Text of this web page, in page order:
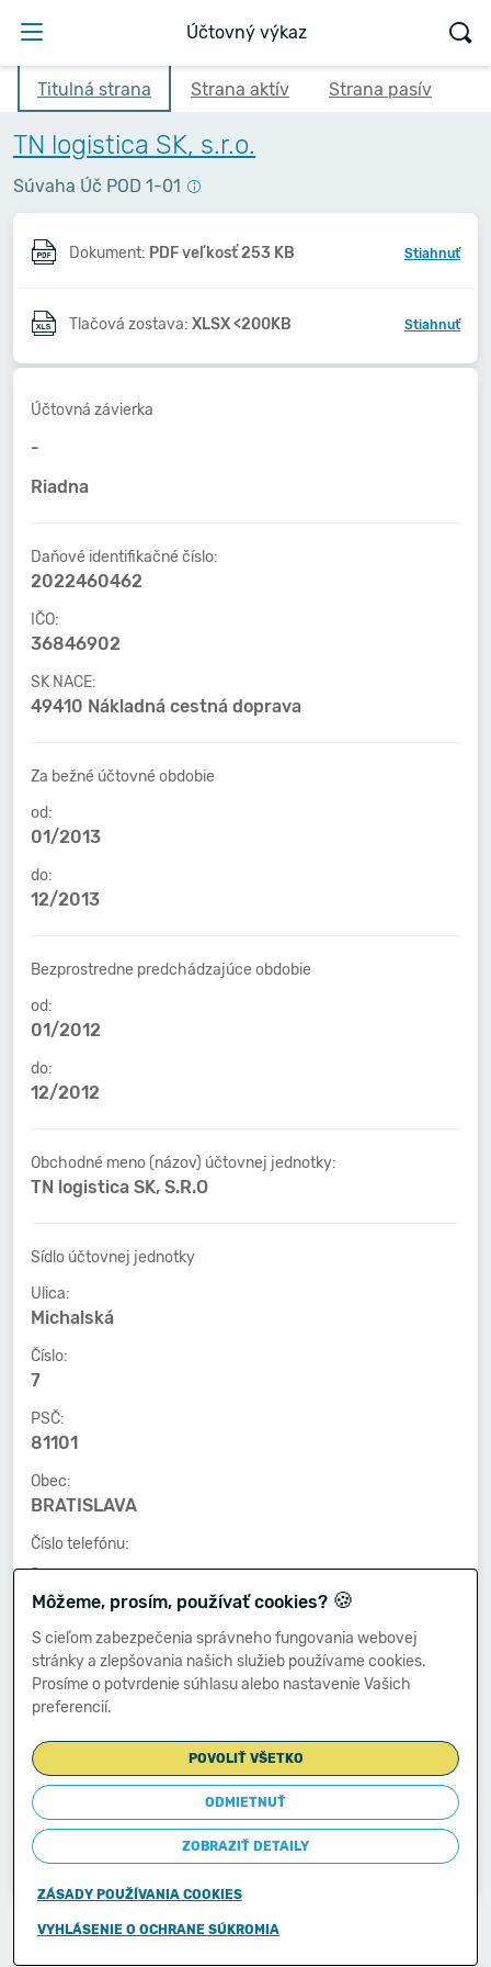
Účtovný výkaz
Titulná strana Strana aktív Strana pasív
TN logistica SK, s.r.o.
Súvaha Úč POD 1-01
Dokument: PDF veľkosť 253 KB Stiahnuť
Tlačová zostava: XLSX <200KB Stiahnuť
Účtovná závierka
-
Riadna
Daňové identifikačné číslo:
2022460462
IČO:
36846902
SK NACE:
49410 Nákladná cestná doprava
Za bežné účtovné obdobie
od:
01/2013
do:
12/2013
Bezprostredne predchádzajúce obdobie
od:
01/2012
do:
12/2012
Obchodné meno (názov) účtovnej jednotky:
TN logistica SK, S.R.O
Sídlo účtovnej jednotky
Ulica:
Michalská
Číslo:
7
PSČ:
81101
Obec:
BRATISLAVA
Číslo telefónu:
-
Číslo faxu:
-
E-mailová adresa:
-
Zostavená dňa:
25.06.2014
Schválená dňa:
-
Môžeme, prosím, používať cookies? 🍪
S cieľom zabezpečenia správneho fungovania webovej
stránky a zlepšovania našich služieb používame cookies.
Prosíme o potvrdenie súhlasu alebo nastavenie Vašich
preferencií.
POVOLIŤ VŠETKO
ODMIETNUŤ
ZOBRAZIŤ DETAILY
ZÁSADY POUŽÍVANIA COOKIES
VYHLÁSENIE O OCHRANE SÚKROMIA
Copyright © 2011-2026